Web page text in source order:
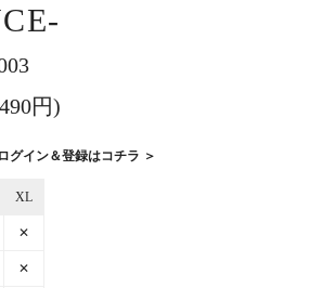
円)
グイン＆登録はコチラ ＞
XL
✕
✕